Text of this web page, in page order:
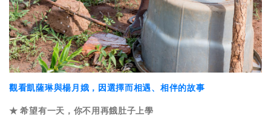
觀看凱薩琳與楊月娥，因選擇而相遇、相伴的故事
★ 希望有一天，你不用再餓肚子上學